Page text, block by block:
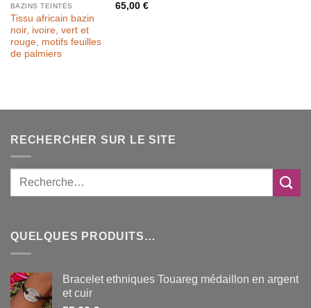
BAZINS TEINTÉS
Tissu africain bazin
noir, ivoire, vert et
rouge, motifs feuilles
de palmiers
65,00€
RECHERCHER SUR LE SITE
QUELQUES PRODUITS…
Bracelet ethniques Touareg médaillon en argent
et cuir